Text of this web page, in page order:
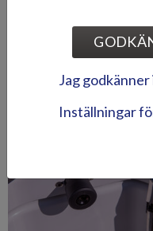
förvaringsutrymmen
Jag
Inställningar